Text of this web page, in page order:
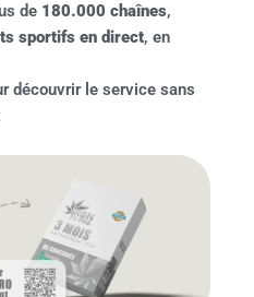
de 180.000 chaînes,
sportifs en direct, en
découvrir le service sans